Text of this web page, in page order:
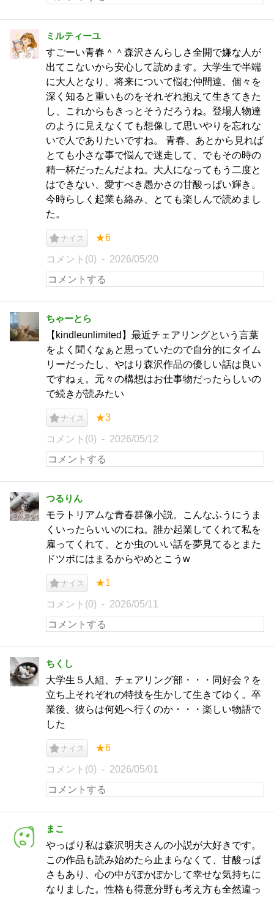
ミルティーユ
すごーい青春＾＾森沢さんらしさ全開で嫌な人が
出てこないから安心して読めます。大学生で半端
に大人となり、将来について悩む仲間達。個々を
深く知ると重いものをそれぞれ抱えて生きてきた
し、これからもきっとそうだろうね。登場人物達
のように見えなくても想像して思いやりを忘れな
いで人でありたいですね。 青春、あとから見れば
とても小さな事で悩んで迷走して、でもその時の
精一杯だったんだよね。大人になってもう二度と
はできない、愛すべき愚かさの甘酸っぱい輝き。
今時らしく起業も絡み、とても楽しんで読めまし
た。
ナイス ★6
コメント(0) 2026/05/20
ちゃーとら
【kindleunlimited】最近チェアリングという言葉
をよく聞くなぁと思っていたので自分的にタイム
リーだったし、やはり森沢作品の優しい話は良い
ですねぇ。元々の構想はお仕事物だったらしいの
で続きが読みたい
ナイス ★3
コメント(0) 2026/05/12
つるりん
モラトリアムな青春群像小説。こんなふうにうま
くいったらいいのにね。誰か起業してくれて私を
雇ってくれて、とか虫のいい話を夢見てるとまた
ドツボにはまるからやめとこうw
ナイス ★1
コメント(0) 2026/05/11
ちくし
大学生５人組、チェアリング部・・・同好会？を
立ち上それぞれの特技を生かして生きてゆく。卒
業後、彼らは何処へ行くのか・・・楽しい物語で
した
ナイス ★6
コメント(0) 2026/05/01
まこ
やっぱり私は森沢明夫さんの小説が大好きです。
この作品も読み始めたら止まらなくて、甘酸っぱ
さもあり、心の中がぽかぽかして幸せな気持ちに
なりました。性格も得意分野も考え方も全然違っ